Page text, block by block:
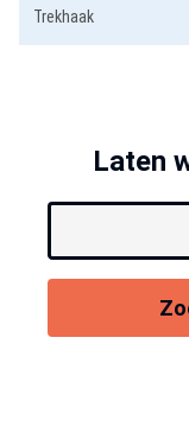
Trekhaak
Laten